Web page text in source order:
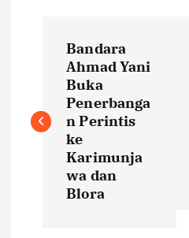
s
Bandara
Ahmad Yani
Buka
Penerbanga
n Perintis
ke
Karimunja
wa dan
Blora